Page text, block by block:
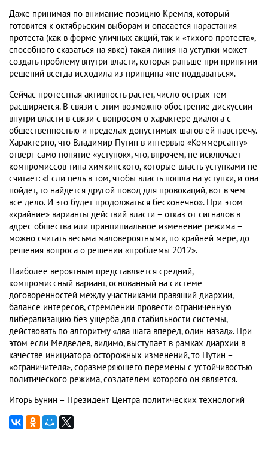
Даже принимая по внимание позицию Кремля, который
готовится к октябрьским выборам и опасается нарастания
протеста (как в форме уличных акций, так и «тихого протеста»,
способного сказаться на явке) такая линия на уступки может
создать проблему внутри власти, которая раньше при принятии
решений всегда исходила из принципа «не поддаваться».
Сейчас протестная активность растет, число острых тем
расширяется. В связи с этим возможно обострение дискуссии
внутри власти в связи с вопросом о характере диалога с
общественностью и пределах допустимых шагов ей навстречу.
Характерно, что Владимир Путин в интервью «Коммерсанту»
отверг само понятие «уступок», что, впрочем, не исключает
компромиссов типа химкинского, которые власть уступками не
считает: «Если цель в том, чтобы власть пошла на уступки, и она
пойдет, то найдется другой повод для провокаций, вот в чем
все дело. И это будет продолжаться бесконечно». При этом
«крайние» варианты действий власти – отказ от сигналов в
адрес общества или принципиальное изменение режима –
можно считать весьма маловероятными, по крайней мере, до
решения вопроса о решении «проблемы 2012».
Наиболее вероятным представляется средний,
компромиссный вариант, основанный на системе
договоренностей между участниками правящий диархии,
балансе интересов, стремлении провести ограниченную
либерализацию без ущерба для стабильности системы,
действовать по алгоритму «два шага вперед, один назад». При
этом если Медведев, видимо, выступает в рамках диархии в
качестве инициатора осторожных изменений, то Путин –
«ограничителя», соразмеряющего перемены с устойчивостью
политического режима, создателем которого он является.
Игорь Бунин – Президент Центра политических технологий